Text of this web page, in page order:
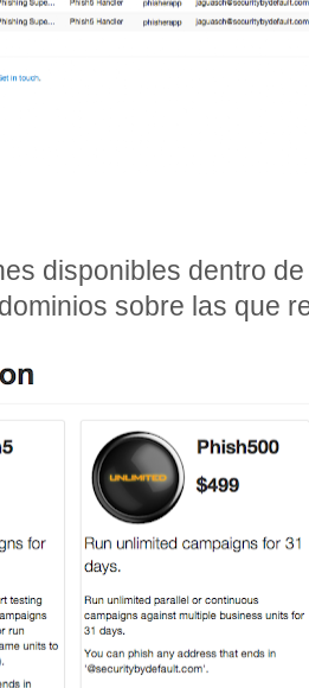
disponibles dentro
sobre las que